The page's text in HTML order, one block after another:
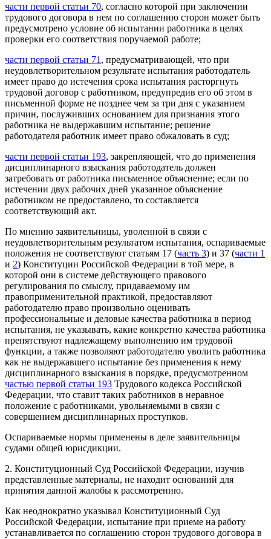
части первой статьи 70, согласно которой при заключении
трудового договора в нем по соглашению сторон может быть
предусмотрено условие об испытании работника в целях
проверки его соответствия поручаемой работе;
части первой статьи 71 , предусматривающей, что при
неудовлетворительном результате испытания работодатель
имеет право до истечения срока испытания расторгнуть
трудовой договор с работником, предупредив его об этом в
письменной форме не позднее чем за три дня с указанием
причин, послуживших основанием для признания этого
работника не выдержавшим испытание; решение
работодателя работник имеет право обжаловать в суд;
части первой статьи 193, закрепляющей, что до применения
дисциплинарного взыскания работодатель должен
затребовать от работника письменное объяснение; если по
истечении двух рабочих дней указанное объяснение
работником не предоставлено, то составляется
соответствующий акт.
По мнению заявительницы, уволенной в связи с
неудовлетворительным результатом испытания, оспариваемые
положения не соответствуют статьям 17 (часть 3) и 37 (части 1
и 2) Конституции Российской Федерации в той мере, в
которой они в системе действующего правового
регулирования по смыслу, придаваемому им
правоприменительной практикой, предоставляют
работодателю право произвольно оценивать
профессиональные и деловые качества работника в период
испытания, не указывать, какие конкретно качества работника
препятствуют надлежащему выполнению им трудовой
функции, а также позволяют работодателю уволить работника
как не выдержавшего испытание без применения к нему
дисциплинарного взыскания в порядке, предусмотренном
частью первой статьи 193 Трудового кодекса Российской
Федерации, что ставит таких работников в неравное
положение с работниками, увольняемыми в связи с
совершением дисциплинарных проступков.
Оспариваемые нормы применены в деле заявительницы
судами общей юрисдикции.
2. Конституционный Суд Российской Федерации, изучив
представленные материалы, не находит оснований для
принятия данной жалобы к рассмотрению.
Как неоднократно указывал Конституционный Суд
Российской Федерации, испытание при приеме на работу
устанавливается по соглашению сторон трудового договора в